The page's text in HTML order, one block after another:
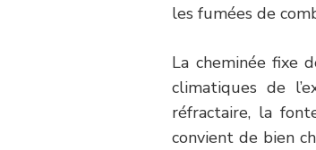
les fumées de
La cheminée fixe
climatiques de
réfractaire, la
convient de bien